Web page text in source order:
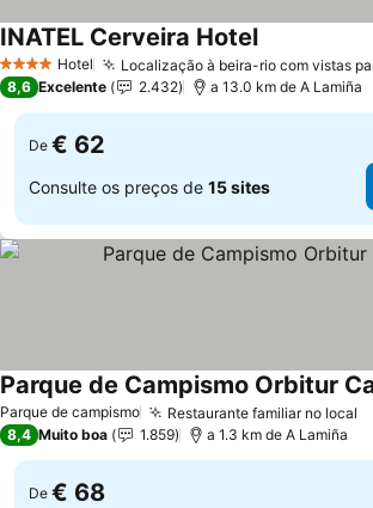
4 EstrelasHotel Localização à beira-rio com vistas
INATEL Cerveira Hotel
8,6 Excelente 2.432 a 13.0 km de A Lamiña
De € 62
Consulte os preços de 15 sites
Parque de campismo Restaurante familiar no local
Parque de Campismo Orbitur
8,4 Muito boa 1.859 a 1.3 km de A Lamiña
De € 68